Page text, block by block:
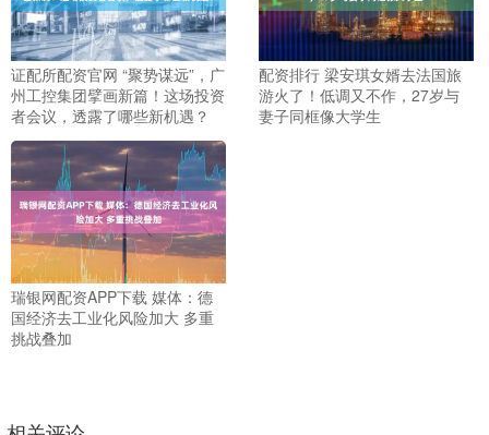
证配所配资官网 “聚势谋远”，广
州工控集团擘画新篇！这场投资
者会议，透露了哪些新机遇？
配资排行 梁安琪女婿去法国旅
游火了！低调又不作，27岁与
妻子同框像大学生
瑞银网配资APP下载 媒体：德
国经济去工业化风险加大 多重
挑战叠加